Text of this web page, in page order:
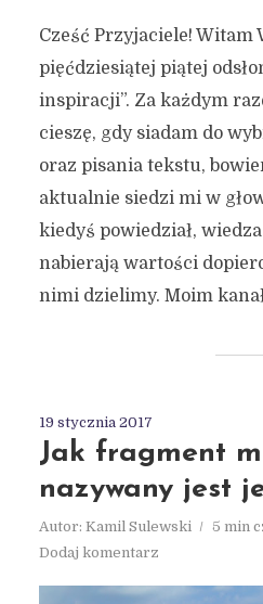
Cześć Przyjaciele! Witam
pięćdziesiątej piątej
inspiracji”. Za każdym
cieszę, gdy siadam do
oraz pisania tekstu,
aktualnie siedzi mi w
kiedyś powiedział,
nabierają wartości
nimi dzielimy. Moim
19 stycznia 2017
Jak fragment
nazywany jest
Autor: Kamil Sulewski
5 min
Dodaj komentarz